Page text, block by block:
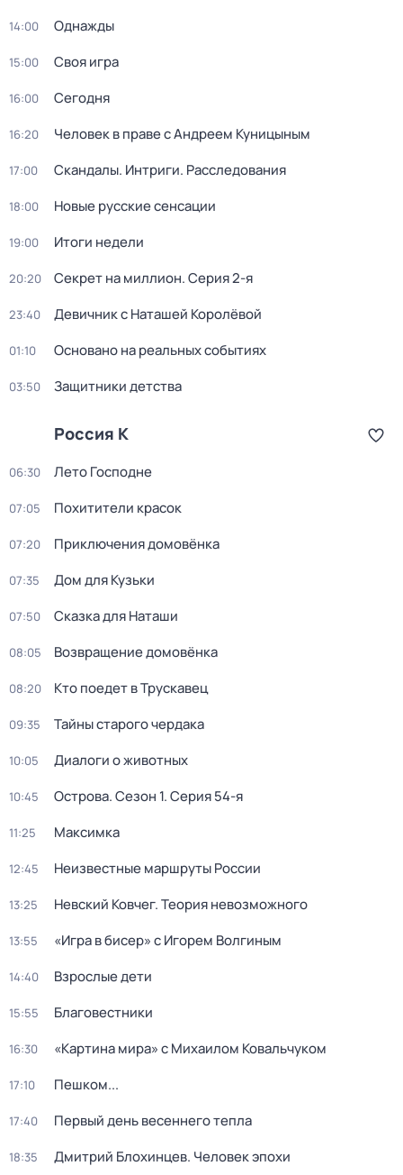
14:00 Однажды
15:00 Своя игра
16:00 Сегодня
16:20 Человек в праве с Андреем Куницыным
17:00 Скандалы. Интриги. Расследования
18:00 Новые русские сенсации
19:00 Итоги недели
20:20 Секрет на миллион. Серия 2-я
23:40 Девичник с Наташей Королёвой
01:10 Основано на реальных событиях
03:50 Защитники детства
Россия К
06:30 Лето Господне
07:05 Похитители красок
07:20 Приключения домовёнка
07:35 Дом для Кузьки
07:50 Сказка для Наташи
08:05 Возвращение домовёнка
08:20 Кто поедет в Трускавец
09:35 Тайны старого чердака
10:05 Диалоги о животных
10:45 Острова. Сезон 1. Серия 54-я
11:25 Максимка
12:45 Неизвестные маршруты России
13:25 Невский Ковчег. Теория невозможного
13:55 «Игра в бисер» с Игорем Волгиным
14:40 Взрослые дети
15:55 Благовестники
16:30 «Картина мира» с Михаилом Ковальчуком
17:10 Пешком...
17:40 Первый день весеннего тепла
18:35 Дмитрий Блохинцев. Человек эпохи